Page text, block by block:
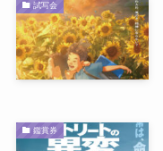
試写会
鑑賞券